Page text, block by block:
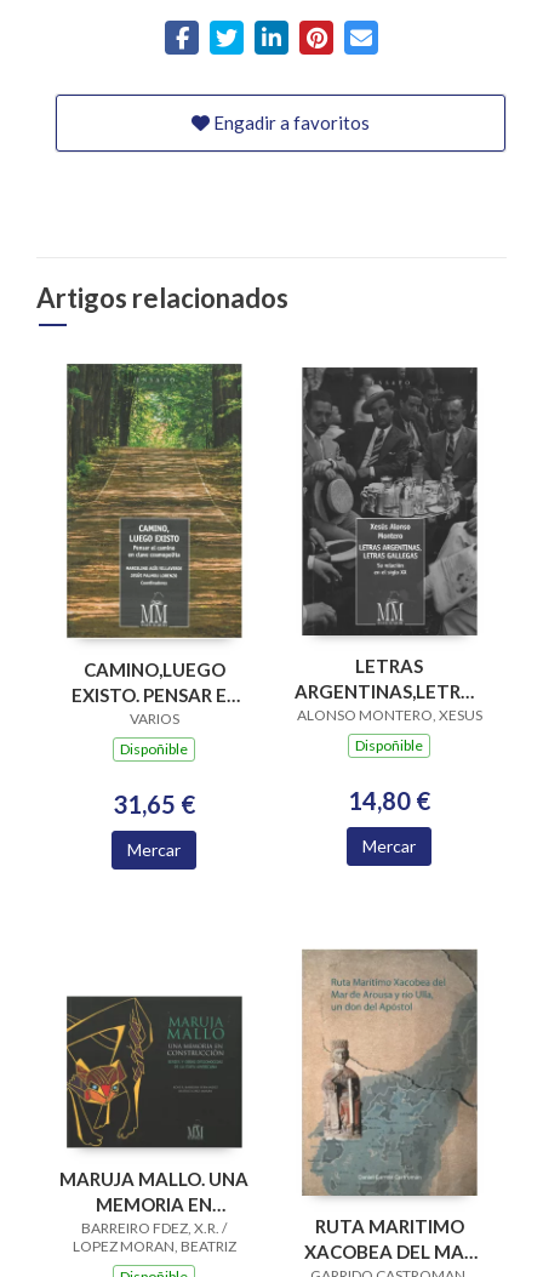
Engadir a favoritos
Artigos relacionados
CAMINO,LUEGO
EXISTO. PENSAR EL
CAMINO EN CLAVE
COSMOPOLITA
VARIOS
Dispoñible
31,65 €
Mercar
LETRAS
ARGENTINAS,LETRAS
GALLEGAS SU RELA.
EN EL SIGLO XX
ALONSO MONTERO, XESUS
Dispoñible
14,80 €
Mercar
MARUJA MALLO. UNA
MEMORIA EN
CONSTRUCCION. S Y
O.DESCONOCID
BARREIRO FDEZ, X.R. /
LOPEZ MORAN, BEATRIZ
RUTA MARITIMO
XACOBEA DEL MAR